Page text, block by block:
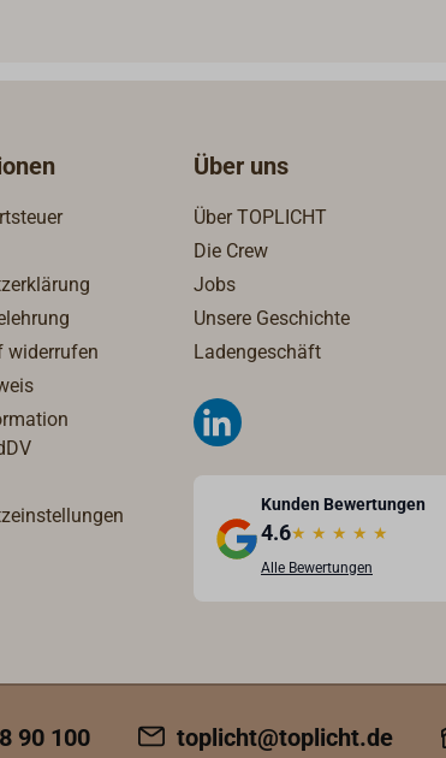
widerrufen
Über uns
Über TOPLICHT
Die Crew
Jobs
Unsere Geschichte
Ladengeschäft
Kunden Bewertungen
4.6★ ★ ★ ★ ★
Alle Bewertungen
90 100 toplicht@toplicht.de